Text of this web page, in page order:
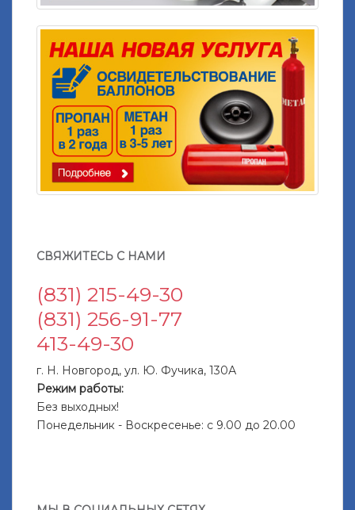
СВЯЖИТЕСЬ С НАМИ
(831) 215-49-30
(831) 256-91-77
413-49-30
г. Н. Новгород, ул. Ю. Фучика, 130А
Режим работы:
Без выходных!
Понедельник - Воскресенье: с 9.00 до 20.00